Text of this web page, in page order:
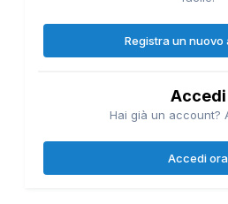
Registra un
Accedi
Hai già un account?
Accedi ora